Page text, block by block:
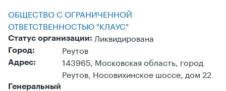
ОБЩЕСТВО С ОГРАНИЧЕННОЙ
ОТВЕТСТВЕННОСТЬЮ "КЛАУС"
Статус организации: Ликвидирована
Город: Реутов
Адрес:
143965, Московская область, город
Реутов, Носовихинское шоссе, дом 22
Генеральный